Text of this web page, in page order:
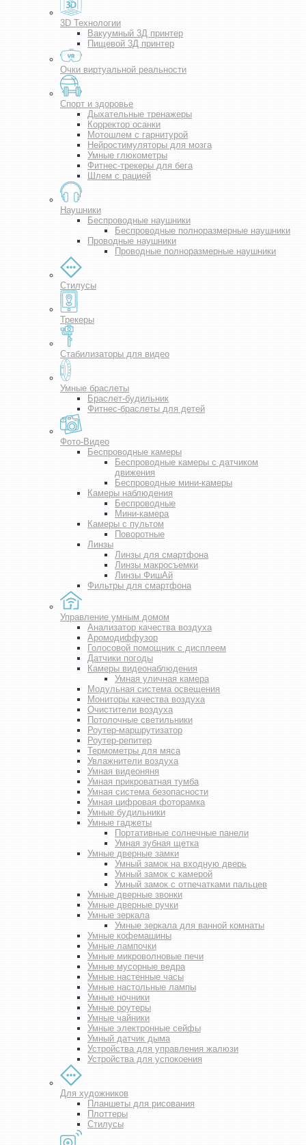
3D Технологии
Вакуумный 3Д принтер
Пищевой 3Д принтер
Очки виртуальной реальности
Спорт и здоровье
Дыхательные тренажеры
Корректор осанки
Мотошлем с гарнитурой
Нейростимуляторы для мозга
Умные глюкометры
Фитнес-трекеры для бега
Шлем с рацией
Наушники
Беспроводные наушники
Беспроводные полноразмерные наушники
Проводные наушники
Проводные полноразмерные наушники
Стилусы
Трекеры
Стабилизаторы для видео
Умные браслеты
Браслет-будильник
Фитнес-браслеты для детей
Фото-Видео
Беспроводные камеры
Беспроводные камеры с датчиком
движения
Беспроводные мини-камеры
Камеры наблюдения
Беспроводные
Мини-камера
Камеры с пультом
Поворотные
Линзы
Линзы для смартфона
Линзы макросъемки
Линзы ФишАй
Фильтры для смартфона
Управление умным домом
Анализатор качества воздуха
Аромодиффузор
Голосовой помощник с дисплеем
Датчики погоды
Камеры видеонаблюдения
Умная уличная камера
Модульная система освещения
Мониторы качества воздуха
Очистители воздуха
Потолочные светильники
Роутер-маршрутизатор
Роутер-репитер
Термометры для мяса
Увлажнители воздуха
Умная видеоняня
Умная прикроватная тумба
Умная система безопасности
Умная цифровая фоторамка
Умные будильники
Умные гаджеты
Портативные солнечные панели
Умная зубная щетка
Умные дверные замки
Умный замок на входную дверь
Умный замок с камерой
Умный замок с отпечатками пальцев
Умные дверные звонки
Умные дверные ручки
Умные зеркала
Умные зеркала для ванной комнаты
Умные кофемашины
Умные лампочки
Умные микроволновые печи
Умные мусорные ведра
Умные настенные часы
Умные настольные лампы
Умные ночники
Умные роутеры
Умные чайники
Умные электронные сейфы
Умный датчик дыма
Устройства для управления жалюзи
Устройства для успокоения
Для художников
Планшеты для рисования
Плоттеры
Стилусы